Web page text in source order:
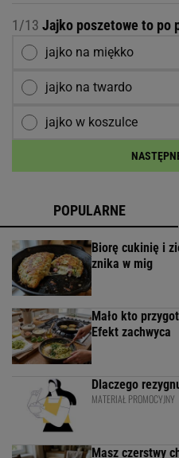
1/13 Jajko poszetowe to po
jajko na miękko
jajko na twardo
jajko w koszulce
POPULARNE
Biorę cukinię i
znika w mig
Mało kto
Efekt zachwyca
Dlaczego
MATERIAŁ PROMOCYJNY
Masz czerstwy